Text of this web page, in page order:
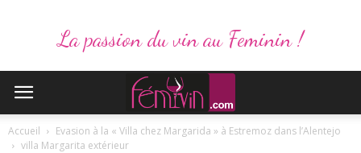
La passion du vin au Feminin !
Accueil
Evasion à la « Villa chez Margarida » à Estremoz dans l’Alentejo
villa Margarita extérieur